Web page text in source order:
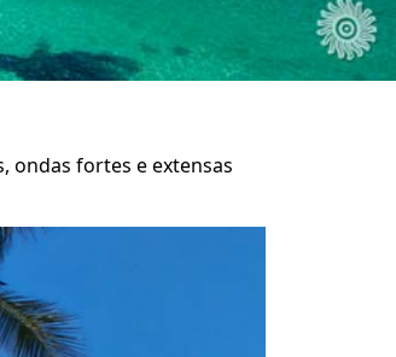
ondas fortes e extensas